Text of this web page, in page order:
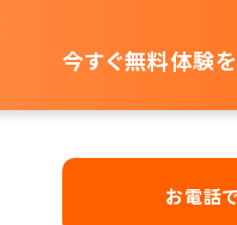
今すぐ無料体験を
お電話